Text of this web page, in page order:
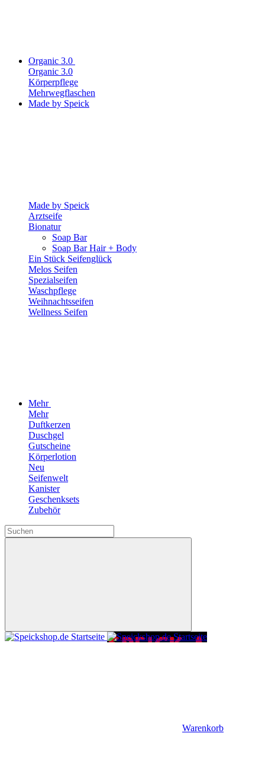
Organic 3.0
Organic 3.0
Körperpflege
Mehrwegflaschen
Made by Speick
Made by Speick
Arztseife
Bionatur
Soap Bar
Soap Bar Hair + Body
Ein Stück Seifenglück
Melos Seifen
Spezialseifen
Waschpflege
Weihnachtsseifen
Wellness Seifen
Mehr
Mehr
Duftkerzen
Duschgel
Gutscheine
Körperlotion
Neu
Seifenwelt
Kanister
Geschenksets
Zubehör
Warenkorb